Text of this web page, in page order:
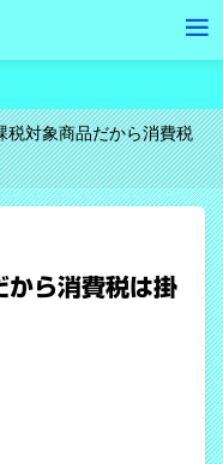
税対象商品だから消費税
から消費税は掛